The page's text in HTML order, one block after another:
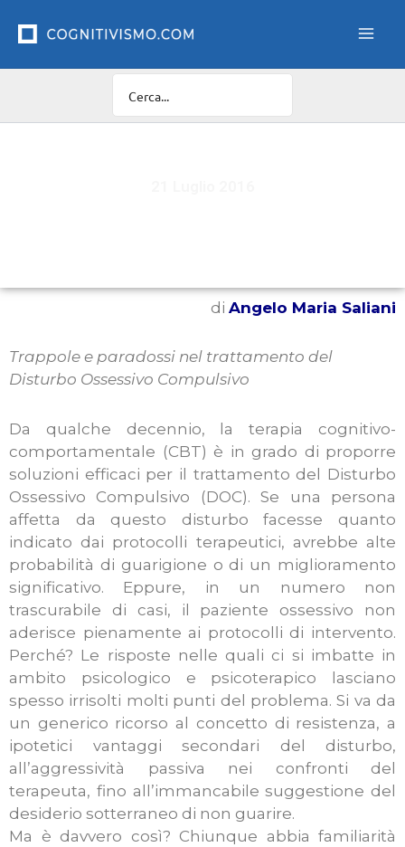
di Angelo Maria Saliani
Trappole e paradossi nel trattamento del
Disturbo Ossessivo Compulsivo
Da qualche decennio, la terapia cognitivo-
comportamentale (CBT) è in grado di proporre
soluzioni efficaci per il trattamento del Disturbo
Ossessivo Compulsivo (DOC). Se una persona
affetta da questo disturbo facesse quanto
indicato dai protocolli terapeutici, avrebbe alte
probabilità di guarigione o di un miglioramento
significativo. Eppure, in un numero non
trascurabile di casi, il paziente ossessivo non
aderisce pienamente ai protocolli di intervento.
Perché? Le risposte nelle quali ci si imbatte in
ambito psicologico e psicoterapico lasciano
spesso irrisolti molti punti del problema. Si va da
un generico ricorso al concetto di resistenza, a
ipotetici vantaggi secondari del disturbo,
all’aggressività passiva nei confronti del
terapeuta, fino all’immancabile suggestione del
desiderio sotterraneo di non guarire.
Ma è davvero così? Chiunque abbia familiarità